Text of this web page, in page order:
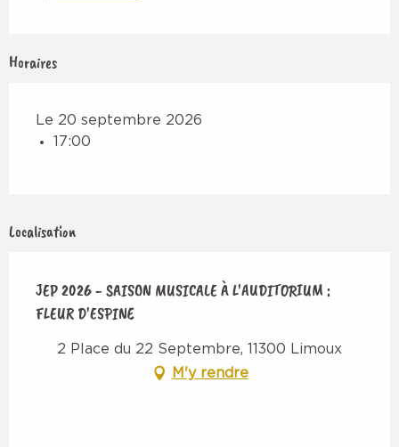
Horaires
Le 20 septembre 2026
17:00
Localisation
JEP 2026 - SAISON MUSICALE À L'AUDITORIUM :
FLEUR D'ESPINE
2 Place du 22 Septembre, 11300 Limoux
M'y rendre